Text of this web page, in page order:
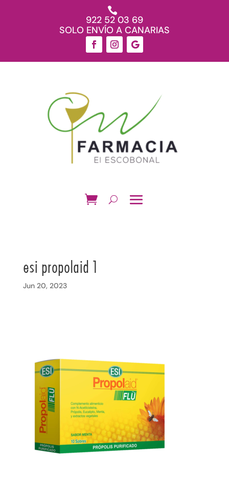

922 52 03 69
SOLO ENVÍO A CANARIAS
esi propolaid 1
Jun 20, 2023